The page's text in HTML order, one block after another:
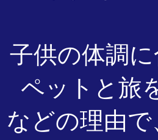
子供の体調
ペットと旅
などの理由